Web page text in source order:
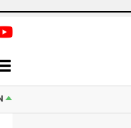
64,4811